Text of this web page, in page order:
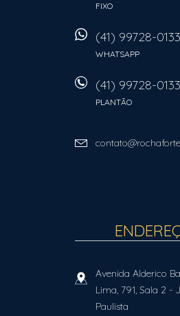
FIXO
(41) 99728-0133
WHATSAPP
(41) 99728-0133
PLANTÃO
Avenida Alderico
Lima, 791, Sala 2 -
Paulista